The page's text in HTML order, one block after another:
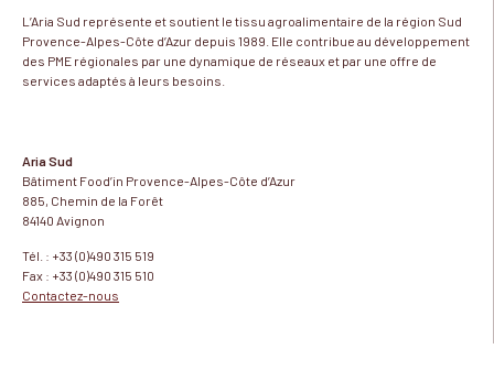
L’Aria Sud représente et soutient le tissu agroalimentaire de la région Sud
Provence-Alpes-Côte d’Azur depuis 1989. Elle contribue au développement
des PME régionales par une dynamique de réseaux et par une offre de
services adaptés à leurs besoins.
Aria Sud
Bâtiment Food’in Provence-Alpes-Côte d’Azur
885, Chemin de la Forêt
84140 Avignon
Tél. : +33 (0)490 315 519
Fax : +33 (0)490 315 510
Contactez-nous